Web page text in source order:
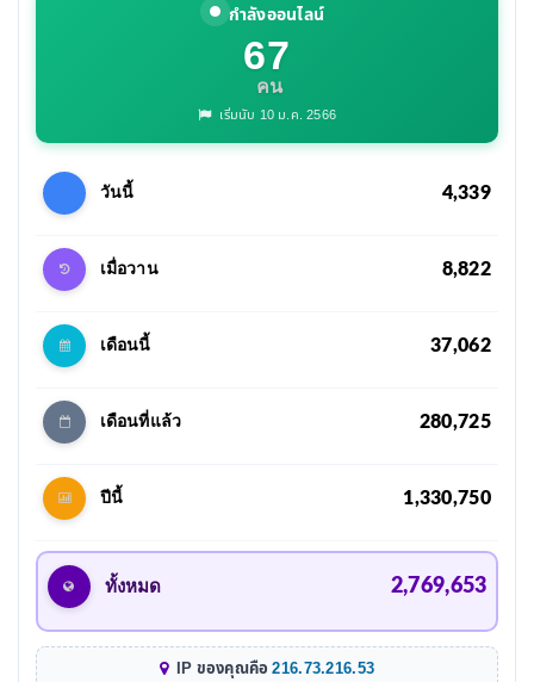
กำลังออนไลน์
67
คน
เริ่มนับ 10 ม.ค. 2566
วันนี้ 4,339
เมื่อวาน 8,822
เดือนนี้ 37,062
เดือนที่แล้ว 280,725
ปีนี้ 1,330,750
ทั้งหมด 2,769,653
IP ของคุณคือ216.73.216.53